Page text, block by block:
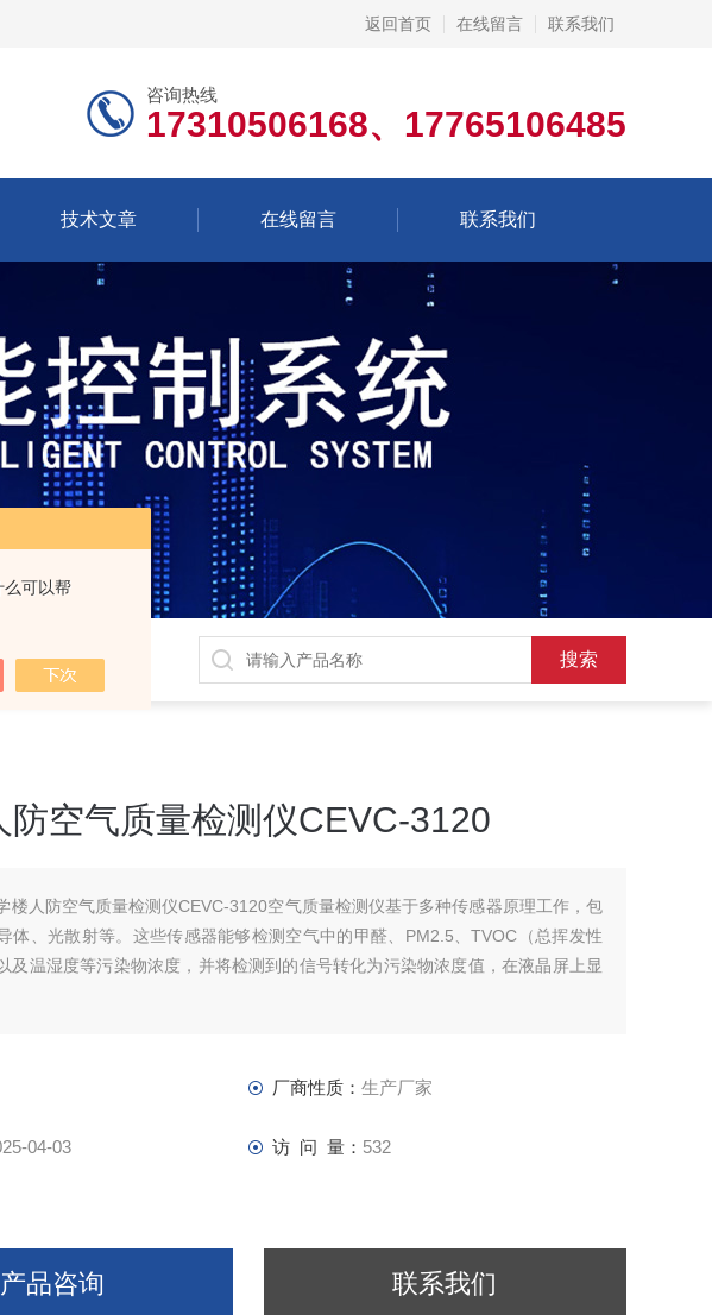
么可以帮
返回首页 在线留言 联系我们
咨询热线
17310506168、17765106485
技术文章 在线留言 联系我们
防空气质量检测仪CEVC-3120
楼人防空气质量检测仪CEVC-3120空气质量检测仪基于多种传感器原理工作，包
体、光散射等。这些传感器能够检测空气中的甲醛、PM2.5、TVOC（总挥发性
及温湿度等污染物浓度，并将检测到的信号转化为污染物浓度值，在液晶屏上显
厂商性质： 生产厂家
04-03 访 问 量： 532
产品咨询 联系我们